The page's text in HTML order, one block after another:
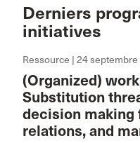
Derniers
initiatives
Ressource | 24 septembre
(Organized)
Substitution
decision making
relations, and